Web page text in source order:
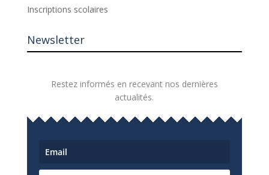
Inscriptions scolaires
Newsletter
Restez informés en recevant nos dernières
actualités.